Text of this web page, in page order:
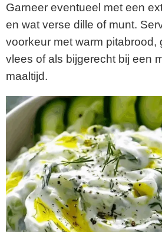
Garneer eventueel met een
en wat verse dille of munt.
voorkeur met warm pitabrood,
vlees of als bijgerecht bij een
maaltijd.